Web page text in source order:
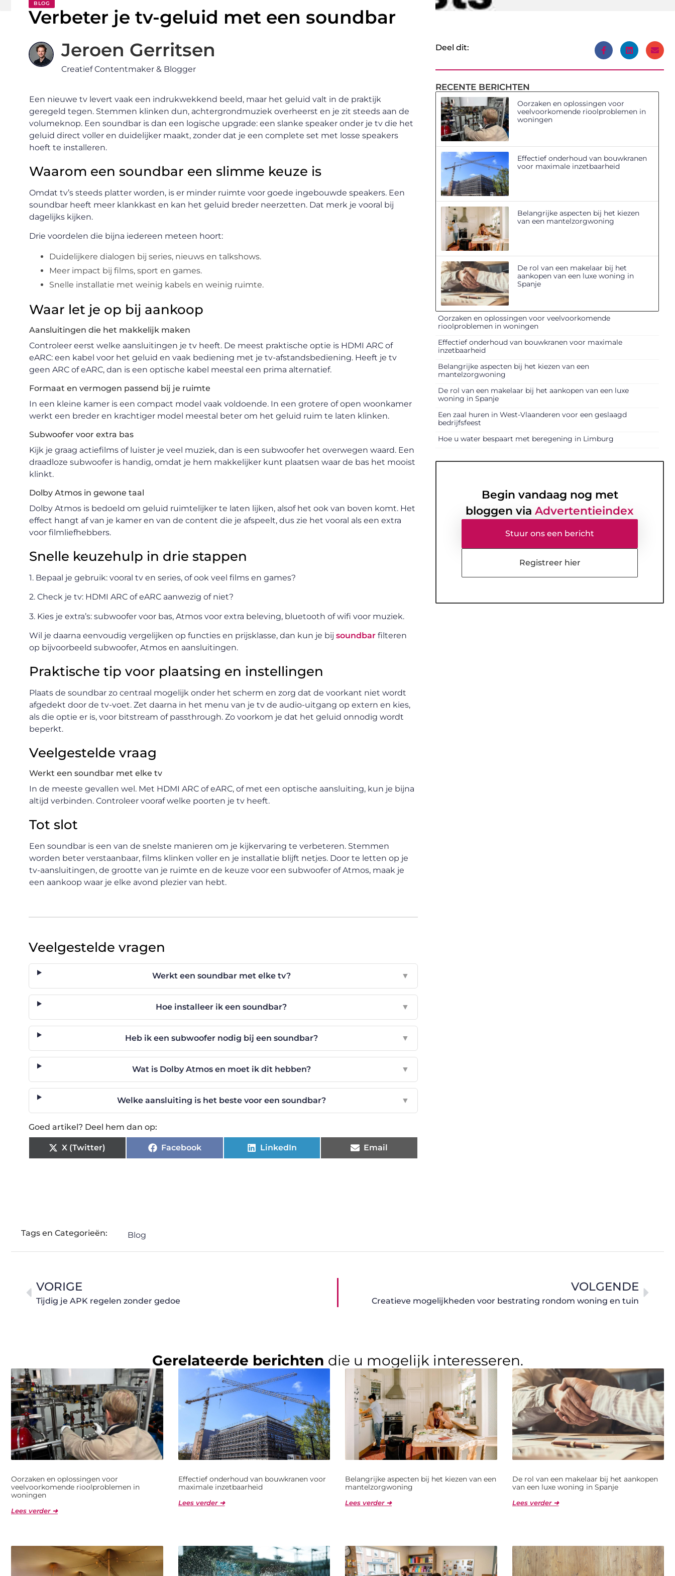
BLOG
Verbeter je tv-geluid met een soundbar
Jeroen Gerritsen
Creatief Contentmaker & Blogger
Een nieuwe tv levert vaak een indrukwekkend beeld, maar het geluid valt in de praktijk
geregeld tegen. Stemmen klinken dun, achtergrondmuziek overheerst en je zit steeds aan de
volumeknop. Een soundbar is dan een logische upgrade: een slanke speaker onder je tv die het
geluid direct voller en duidelijker maakt, zonder dat je een complete set met losse speakers
hoeft te installeren.
Waarom een soundbar een slimme keuze is
Omdat tv’s steeds platter worden, is er minder ruimte voor goede ingebouwde speakers. Een
soundbar heeft meer klankkast en kan het geluid breder neerzetten. Dat merk je vooral bij
dagelijks kijken.
Drie voordelen die bijna iedereen meteen hoort:
Duidelijkere dialogen bij series, nieuws en talkshows.
Meer impact bij films, sport en games.
Snelle installatie met weinig kabels en weinig ruimte.
Waar let je op bij aankoop
Aansluitingen die het makkelijk maken
Controleer eerst welke aansluitingen je tv heeft. De meest praktische optie is HDMI ARC of
eARC: een kabel voor het geluid en vaak bediening met je tv-afstandsbediening. Heeft je tv
geen ARC of eARC, dan is een optische kabel meestal een prima alternatief.
Formaat en vermogen passend bij je ruimte
In een kleine kamer is een compact model vaak voldoende. In een grotere of open woonkamer
werkt een breder en krachtiger model meestal beter om het geluid ruim te laten klinken.
Subwoofer voor extra bas
Kijk je graag actiefilms of luister je veel muziek, dan is een subwoofer het overwegen waard. Een
draadloze subwoofer is handig, omdat je hem makkelijker kunt plaatsen waar de bas het mooist
klinkt.
Dolby Atmos in gewone taal
Dolby Atmos is bedoeld om geluid ruimtelijker te laten lijken, alsof het ook van boven komt. Het
effect hangt af van je kamer en van de content die je afspeelt, dus zie het vooral als een extra
voor filmliefhebbers.
Snelle keuzehulp in drie stappen
1. Bepaal je gebruik: vooral tv en series, of ook veel films en games?
2. Check je tv: HDMI ARC of eARC aanwezig of niet?
3. Kies je extra’s: subwoofer voor bas, Atmos voor extra beleving, bluetooth of wifi voor muziek.
Wil je daarna eenvoudig vergelijken op functies en prijsklasse, dan kun je bij soundbar filteren
op bijvoorbeeld subwoofer, Atmos en aansluitingen.
Praktische tip voor plaatsing en instellingen
Plaats de soundbar zo centraal mogelijk onder het scherm en zorg dat de voorkant niet wordt
afgedekt door de tv-voet. Zet daarna in het menu van je tv de audio-uitgang op extern en kies,
als die optie er is, voor bitstream of passthrough. Zo voorkom je dat het geluid onnodig wordt
beperkt.
Veelgestelde vraag
Werkt een soundbar met elke tv
In de meeste gevallen wel. Met HDMI ARC of eARC, of met een optische aansluiting, kun je bijna
altijd verbinden. Controleer vooraf welke poorten je tv heeft.
Tot slot
Een soundbar is een van de snelste manieren om je kijkervaring te verbeteren. Stemmen
worden beter verstaanbaar, films klinken voller en je installatie blijft netjes. Door te letten op je
tv-aansluitingen, de grootte van je ruimte en de keuze voor een subwoofer of Atmos, maak je
een aankoop waar je elke avond plezier van hebt.
Veelgestelde vragen
Werkt een soundbar met elke tv? ▼
Hoe installeer ik een soundbar? ▼
Heb ik een subwoofer nodig bij een soundbar? ▼
Wat is Dolby Atmos en moet ik dit hebben? ▼
Welke aansluiting is het beste voor een soundbar? ▼
Goed artikel? Deel hem dan op:
X (Twitter) Facebook LinkedIn Email
Deel dit:
RECENTE BERICHTEN
Oorzaken en oplossingen voor
veelvoorkomende rioolproblemen in
woningen
Effectief onderhoud van bouwkranen
voor maximale inzetbaarheid
Belangrijke aspecten bij het kiezen
van een mantelzorgwoning
De rol van een makelaar bij het
aankopen van een luxe woning in
Spanje
Oorzaken en oplossingen voor veelvoorkomende
rioolproblemen in woningen
Effectief onderhoud van bouwkranen voor maximale
inzetbaarheid
Belangrijke aspecten bij het kiezen van een
mantelzorgwoning
De rol van een makelaar bij het aankopen van een luxe
woning in Spanje
Een zaal huren in West-Vlaanderen voor een geslaagd
bedrijfsfeest
Hoe u water bespaart met beregening in Limburg
Begin vandaag nog met
bloggen via Advertentieindex
Stuur ons een bericht
Registreer hier
Tags en Categorieën: Blog
VORIGE
Tijdig je APK regelen zonder gedoe
VOLGENDE
Creatieve mogelijkheden voor bestrating rondom woning en tuin
Gerelateerde berichten die u mogelijk interesseren.
Oorzaken en oplossingen voor
veelvoorkomende rioolproblemen in
woningen
Lees verder ➜
Effectief onderhoud van bouwkranen voor
maximale inzetbaarheid
Lees verder ➜
Belangrijke aspecten bij het kiezen van een
mantelzorgwoning
Lees verder ➜
De rol van een makelaar bij het aankopen
van een luxe woning in Spanje
Lees verder ➜